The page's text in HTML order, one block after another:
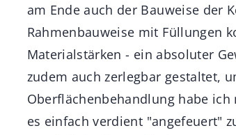
am Ende auch der Bauweise der
Rahmenbauweise mit Füllungen
Materialstärken - ein absoluter
zudem auch zerlegbar gestaltet,
Oberflächenbehandlung habe
es einfach verdient "angefeuert"